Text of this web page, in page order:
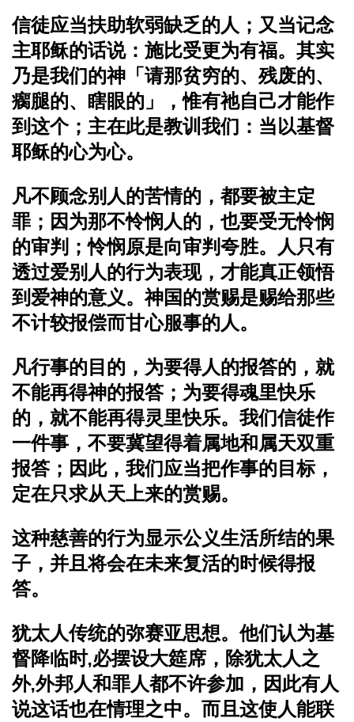
信徒应当扶助软弱缺乏的人；又当记念
主耶稣的话说：施比受更为有福。 其实
乃是我们的神「请那贫穷的、残废的、
瘸腿的、瞎眼的」，惟有祂自己才能作
到这个；主在此是教训我们：当以基督
耶稣的心为心。
凡不顾念别人的苦情的，都要被主定
罪；因为那不怜悯人的，也要受无怜悯
的审判；怜悯原是向审判夸胜。
人只有
透过爱别人的行为表现，才能真正领悟
到爱神的意义。神国的赏赐是赐给那些
不计较报偿而甘心服事的人。
凡行事的目的，为要得人的报答的，就
不能再得神的报答；为要得魂里快乐
的，就不能再得灵里快乐。 我们信徒作
一件事，不要冀望得着属地和属天双重
报答；因此，我们应当把作事的目标，
定在只求从天上来的赏赐。
这种慈善的行为显示公义生活所结的果
子，并且将会在未来复活的时候得报
答。
犹太人传统的弥赛亚思想。他们认为基
督降临时,必摆设大筵席，除犹太人之
外,外邦人和罪人都不许参加，因此有人
说这话也在情理之中。而且这使人能联